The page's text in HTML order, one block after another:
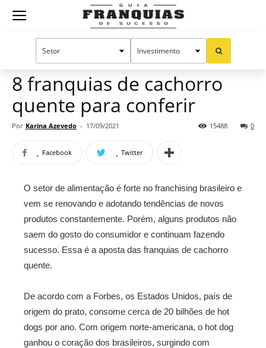
Guia
Franquias por setor Alimentação Oportunidades e tendências
8 franquias de cachorro
quente para conferir
Por Karina Azevedo - 17/09/2021 0
15488
Facebook Twitter
O setor de alimentação é forte no franchising brasileiro e
vem se renovando e adotando tendências de novos
produtos constantemente. Porém, alguns produtos não
saem do gosto do consumidor e continuam fazendo
sucesso. Essa é a aposta das franquias de cachorro
quente.
De acordo com a Forbes, os Estados Unidos, país de
origem do prato, consome cerca de 20 bilhões de hot
dogs por ano. Com origem norte-americana, o hot dog
ganhou o coração dos brasileiros, surgindo com